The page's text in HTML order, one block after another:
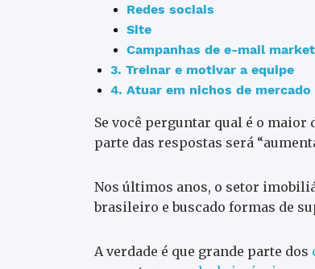
Redes sociais
Site
Campanhas de e-mail
3. Treinar e motivar a equipe
4. Atuar em nichos de
Se você perguntar qual é o
parte das respostas será
Nos últimos anos, o setor
brasileiro e buscado formas de
A verdade é que grande parte dos